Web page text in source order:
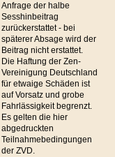
Anfrage der halbe
Sesshinbeitrag
zurückerstattet - bei
späterer Absage wird der
Beitrag nicht erstattet.
Die Haftung der Zen-
Vereinigung Deutschland
für etwaige Schäden ist
auf Vorsatz und grobe
Fahrlässigkeit begrenzt.
Es gelten die hier
abgedruckten
Teilnahmebedingungen
der ZVD.